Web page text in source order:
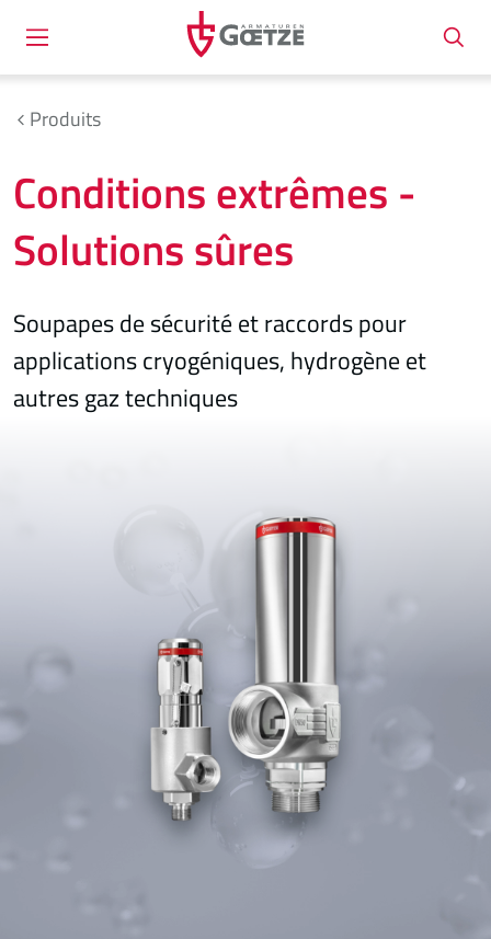
Produits
Conditions extrêmes -
Solutions sûres
Soupapes de sécurité et raccords pour
applications cryogéniques, hydrogène et
autres gaz techniques